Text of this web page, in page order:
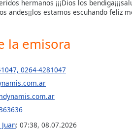
hermanos ¡¡¡Dios los
andes¡¡los estamos escuhando feliz
la emisora
0264-4281047
: 07:38, 08.07.2026